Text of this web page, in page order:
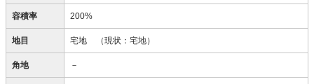
容積率 200%
地目 宅地 （現状：宅地）
角地 －